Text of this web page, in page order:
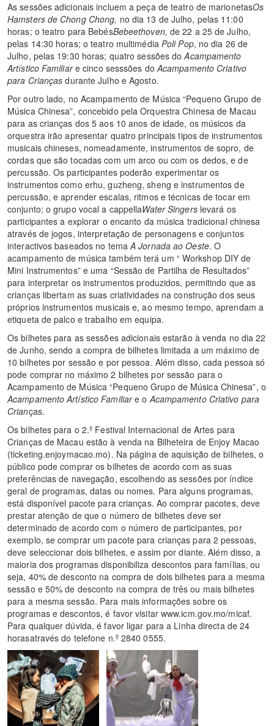
As sessões adicionais incluem a peça de teatro de marionetasOs
Hamsters de Chong Chong, no dia 13 de Julho, pelas 11:00
horas; o teatro para BebésBebeethoven, de 22 a 25 de Julho,
pelas 14:30 horas; o teatro multimédia Poli Pop, no dia 26 de
Julho, pelas 19:30 horas; quatro sessões doAcampamento
Artístico Familiare cinco sesssões doAcampamento Criativo
para Criançasdurante Julho e Agosto.
Por outro lado, no Acampamento de Música “Pequeno Grupo de
Música Chinesa”, concebido pela Orquestra Chinesa de Macau
para as crianças dos 5 aos 10 anos de idade, os músicos da
orquestra irão apresentar quatro principais tipos de instrumentos
musicais chineses, nomeadamente, instrumentos de sopro, de
cordas que são tocadas com um arco ou com os dedos, e de
percussão. Os participantes poderão experimentar os
instrumentos como erhu, guzheng, sheng e instrumentos de
percussão, e aprender escalas, ritmos e técnicas de tocar em
conjunto; o grupo vocal a cappellaWater Singerslevará os
participantes a explorar o encanto da música tradicional chinesa
através de jogos, interpretação de personagens e conjuntos
interactivos baseados no temaA Jornada ao Oeste. O
acampamento de música também terá um “ Workshop DIY de
Mini Instrumentos” e uma “Sessão de Partilha de Resultados”
para interpretar os instrumentos produzidos, permitindo que as
crianças libertam as suas criatividades na construção dos seus
próprios instrumentos musicais e, ao mesmo tempo, aprendam a
etiqueta de palco e trabalho em equipa.
Os bilhetes para as sessões adicionais estarão à venda no dia 22
de Junho, sendo a compra de bilhetes limitada a um máximo de
10 bilhetes por sessão e por pessoa. Além disso, cada pessoa só
pode comprar no máximo 2 bilhetes por sessão para o
Acampamento de Música “Pequeno Grupo de Música Chinesa”, o
Acampamento Artístico Familiare o Acampamento Criativo para
Crianças.
Os bilhetes para o 2.º Festival Internacional de Artes para
Crianças de Macau estão à venda na Bilheteira de Enjoy Macao
(ticketing.enjoymacao.mo). Na página de aquisição de bilhetes, o
público pode comprar os bilhetes de acordo com as suas
preferências de navegação, escolhendo as sessões por índice
geral de programas, datas ou nomes. Para alguns programas,
está disponível pacote para crianças. Ao comprar pacotes, deve
prestar atenção de que o número de bilhetes deve ser
determinado de acordo com o número de participantes, por
exemplo, se comprar um pacote para crianças para 2 pessoas,
deve seleccionar dois bilhetes, e assim por diante. Além disso, a
maioria dos programas disponibiliza descontos para famílias, ou
seja, 40% de desconto na compra de dois bilhetes para a mesma
sessão e 50% de desconto na compra de três ou mais bilhetes
para a mesma sessão. Para mais informações sobre os
programas e descontos, é favor visitar www.icm.gov.mo/micaf.
Para qualquer dúvida, é favor ligar para a Linha directa de 24
horasatravés do telefone n.º 2840 0555.